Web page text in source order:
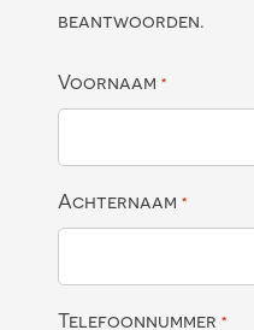
beantwoorden.
Voornaam *
Achternaam *
Telefoonnummer *